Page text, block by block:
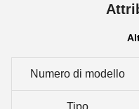
Numero di modello
Tipo